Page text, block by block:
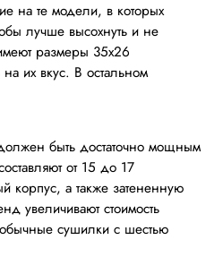
на те модели, в которых
лучше высохнуть и не
размеры 35х26
их вкус. В остальном
быть достаточно мощным
от 15 до 17
корпус, а также затененную
увеличивают стоимость
обычные сушилки с шестью